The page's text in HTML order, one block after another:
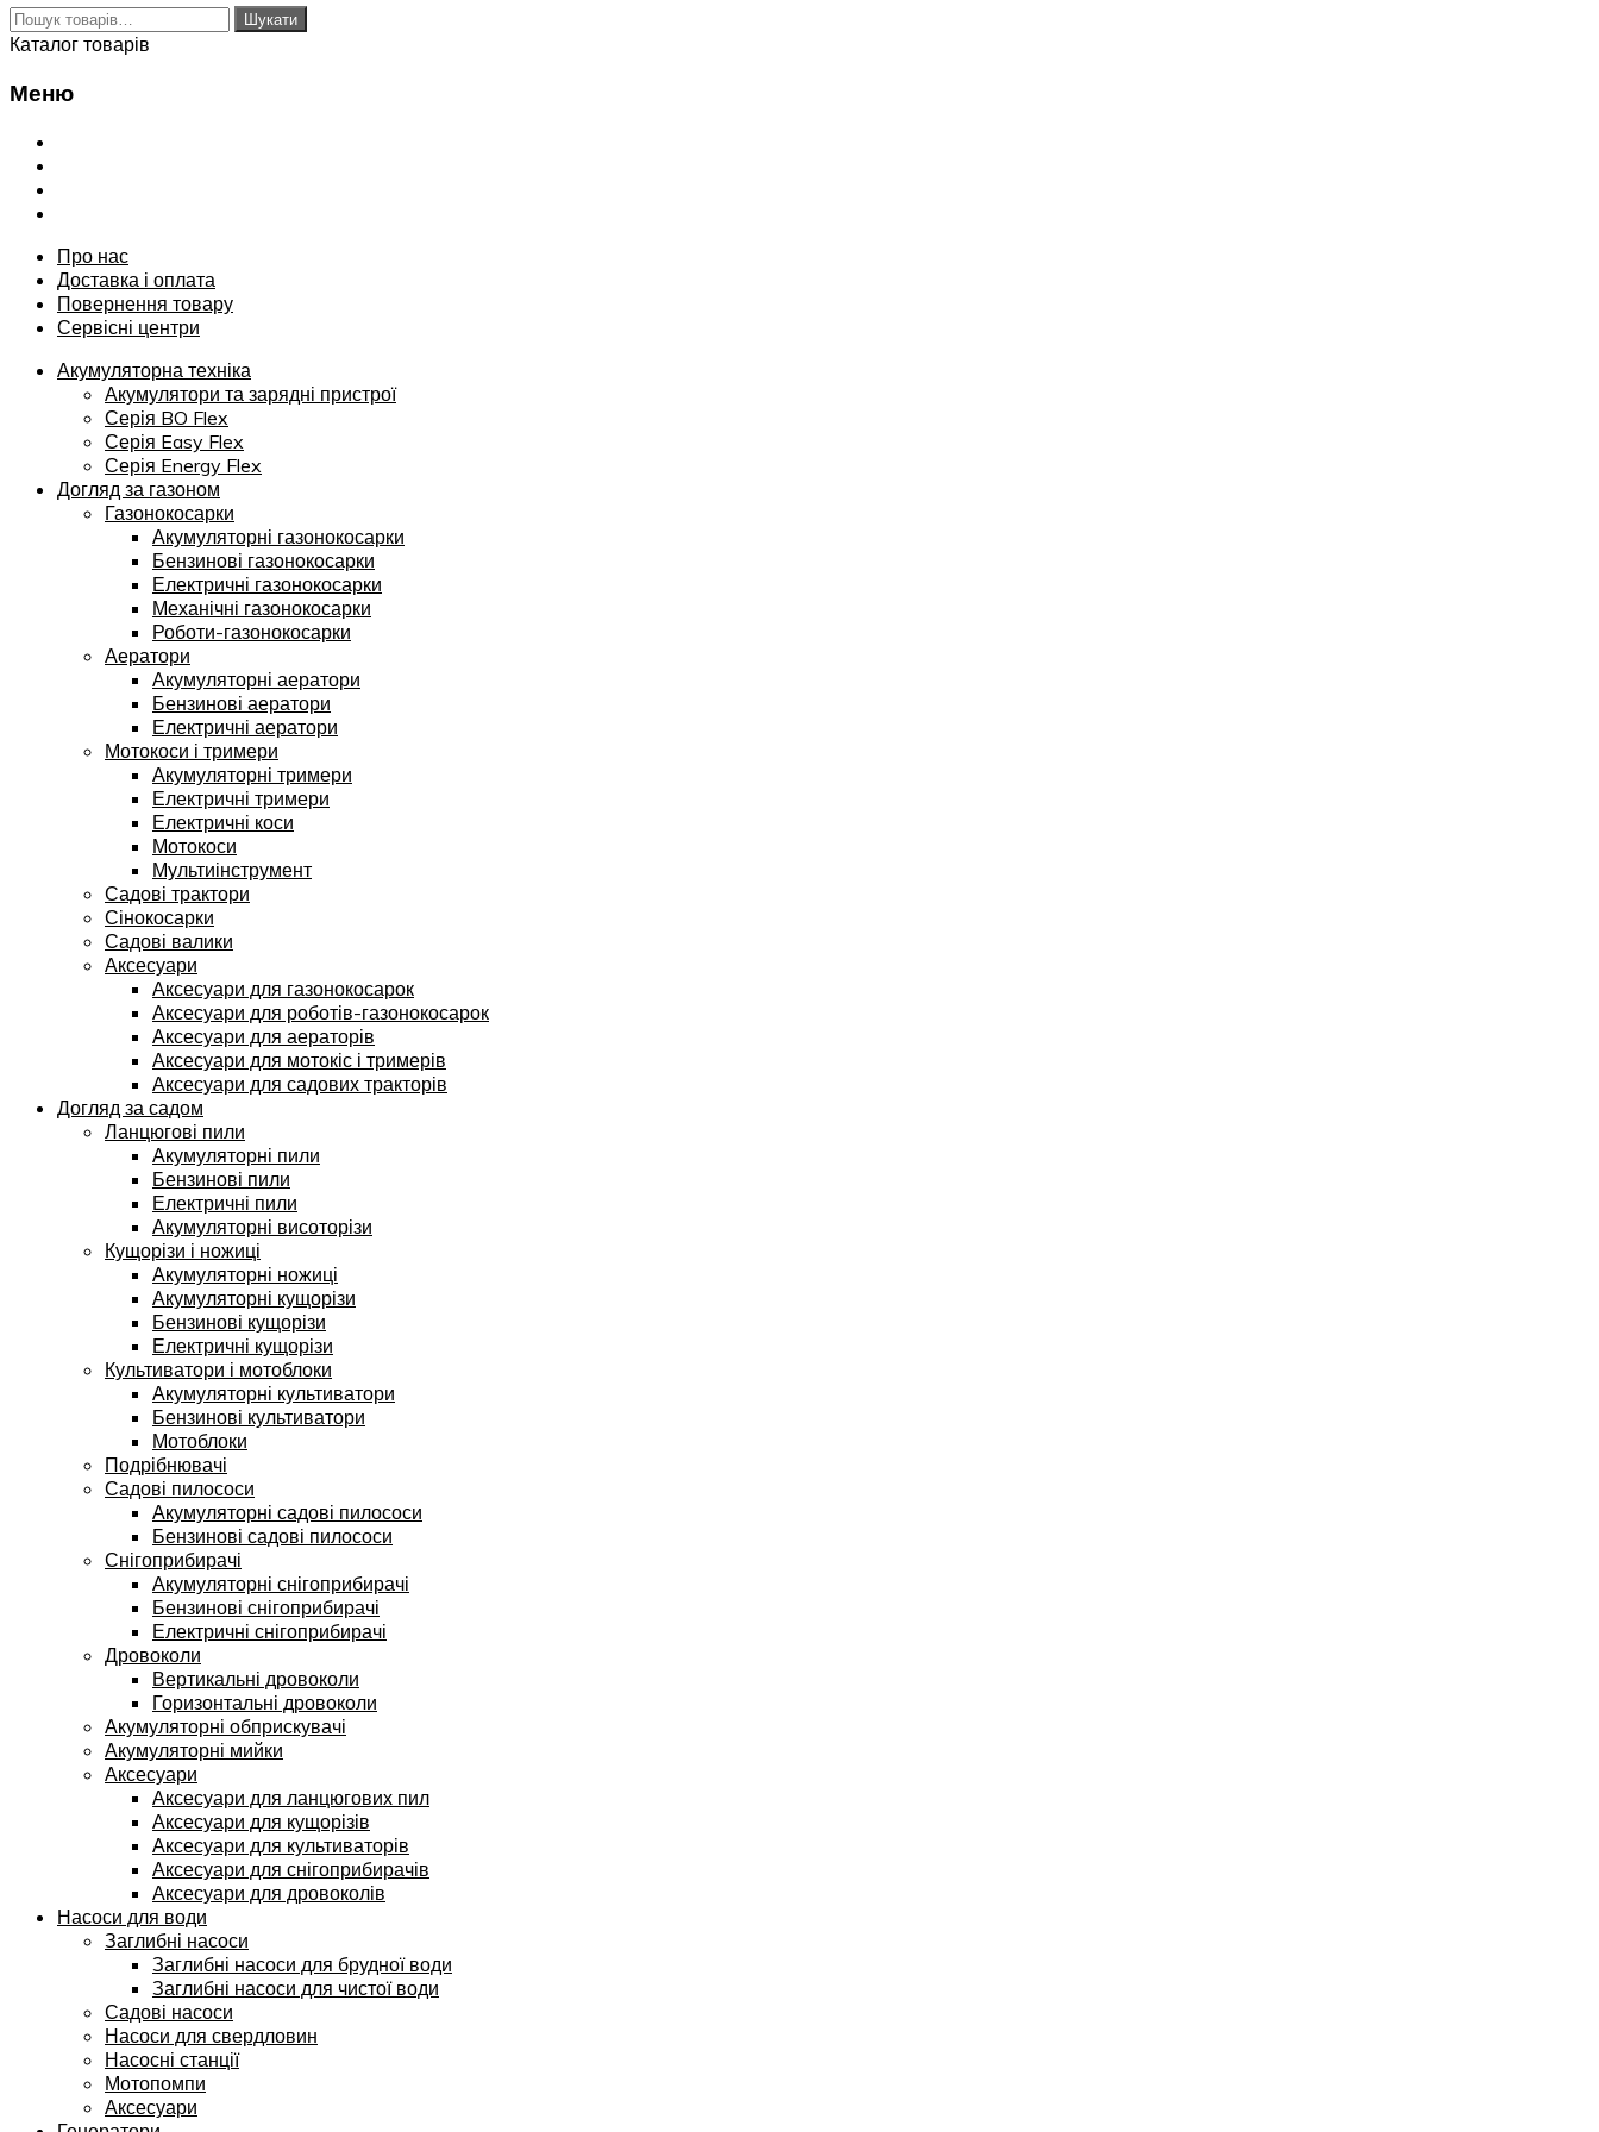
Шукати: Шукати
Каталог товарів
Меню
Переглянути
Про нас
Доставка і оплата
Повернення товару
Сервісні центри
Акумуляторна техніка
Акумулятори та зарядні пристрої
Серія BO Flex
Серія Easy Flex
Серія Energy Flex
Догляд за газоном
Газонокосарки
Акумуляторні газонокосарки
Бензинові газонокосарки
Електричні газонокосарки
Механічні газонокосарки
Роботи-газонокосарки
Аератори
Акумуляторні аератори
Бензинові аератори
Електричні аератори
Мотокоси і тримери
Акумуляторні тримери
Електричні тримери
Електричні коси
Мотокоси
Мультиінструмент
Садові трактори
Сінокосарки
Садові валики
Аксесуари
Аксесуари для газонокосарок
Аксесуари для роботів-газонокосарок
Аксесуари для аераторів
Аксесуари для мотокіс і тримерів
Аксесуари для садових тракторів
Догляд за садом
Ланцюгові пили
Акумуляторні пили
Бензинові пили
Електричні пили
Акумуляторні висоторізи
Кущорізи і ножиці
Акумуляторні ножиці
Акумуляторні кущорізи
Бензинові кущорізи
Електричні кущорізи
Культиватори і мотоблоки
Акумуляторні культиватори
Бензинові культиватори
Мотоблоки
Подрібнювачі
Садові пилососи
Акумуляторні садові пилососи
Бензинові садові пилососи
Снігоприбирачі
Акумуляторні снігоприбирачі
Бензинові снігоприбирачі
Електричні снігоприбирачі
Дровоколи
Вертикальні дровоколи
Горизонтальні дровоколи
Акумуляторні обприскувачі
Акумуляторні мийки
Аксесуари
Аксесуари для ланцюгових пил
Аксесуари для кущорізів
Аксесуари для культиваторів
Аксесуари для снігоприбирачів
Аксесуари для дровоколів
Насоси для води
Заглибні насоси
Заглибні насоси для брудної води
Заглибні насоси для чистої води
Садові насоси
Насоси для свердловин
Насосні станції
Мотопомпи
Аксесуари